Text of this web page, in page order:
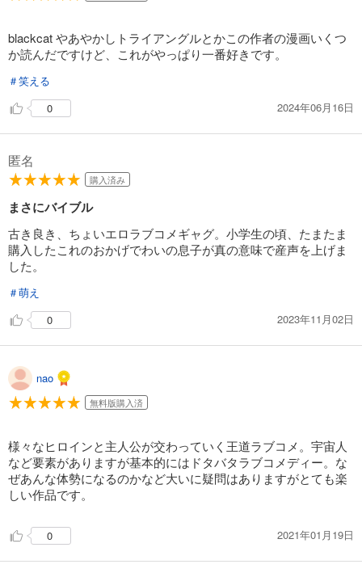
To LOVEる―とらぶる― モノクロ版 15
試し読み
あらすじを表示する
543円 (税込)
完結
試し読み
あらすじを表示する
試し読み
To LOVEる―とらぶる― モノクロ版 18
試し読み
あらすじを表示する
blackcat やあやかしトライアングルとかこの作者の漫画いくつ
か読んだですけど、これがやっぱり一番好きです。
＃笑える
0
2024年06月16日
匿名
購入済み
まさにバイブル
古き良き、ちょいエロラブコメギャグ。小学生の頃、たまたま
購入したこれのおかげでわいの息子が真の意味で産声を上げま
した。
＃萌え
0
2023年11月02日
nao
無料版購入済
様々なヒロインと主人公が交わっていく王道ラブコメ。宇宙人
など要素がありますが基本的にはドタバタラブコメディー。な
ぜあんな体勢になるのかなど大いに疑問はありますがとても楽
しい作品です。
0 2021年01月19日